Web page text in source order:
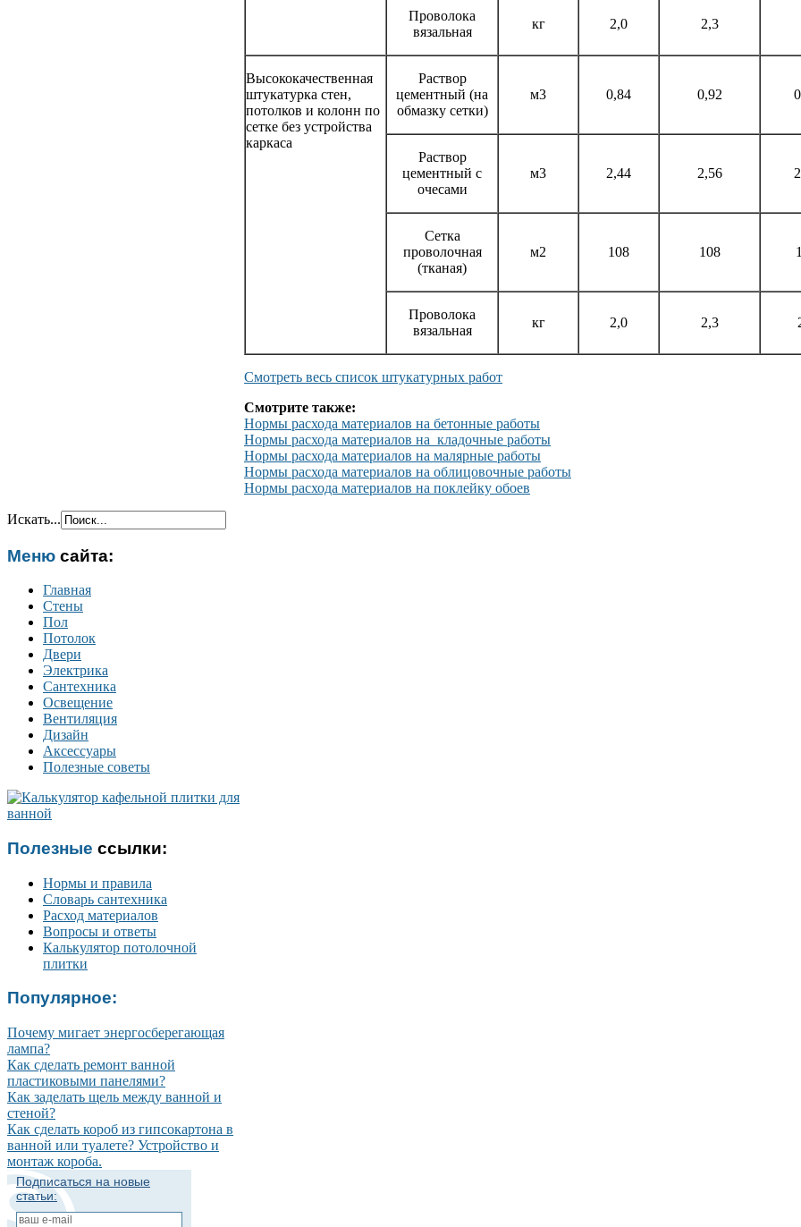
Проволока
вязальная
кг 2,0 2,3
Высококачественная
штукатурка стен,
потолков и колонн по
сетке без устройства
каркаса
Раствор
цементный (на
обмазку сетки)
м3 0,84 0,92
Раствор
цементный с
очесами
м3 2,44 2,56
Сетка
проволочная
(тканая)
м2 108 108
Проволока
вязальная
кг 2,0 2,3
Смотреть весь список штукатурных работ
Смотрите также:
Нормы расхода материалов на бетонные работы
Нормы расхода материалов на кладочные работы
Нормы расхода материалов на малярные работы
Нормы расхода материалов на облицовочные работы
Нормы расхода материалов на поклейку обоев
Искать...
Меню сайта:
Главная
Стены
Пол
Потолок
Двери
Электрика
Сантехника
Освещение
Вентиляция
Дизайн
Аксессуары
Полезные советы
Полезные ссылки:
Нормы и правила
Словарь сантехника
Расход материалов
Вопросы и ответы
Калькулятор потолочной
плитки
Популярное:
Почему мигает энергосберегающая
лампа?
Как сделать ремонт ванной
пластиковыми панелями?
Как заделать щель между ванной и
стеной?
Как сделать короб из гипсокартона в
ванной или туалете? Устройство и
монтаж короба.
Подписаться на новые
статьи: